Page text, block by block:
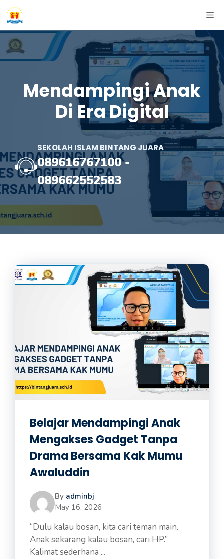
Skip
to
content
Mendampingi Anak
Di Era Digital
SEKOLAH ISLAM BINTANG JUARA
089616767100-
089662552583
Belajar Mendampingi Anak
Mengakses Gadget Tanpa
Drama Bersama Kak Mumu
Awaluddin
By adminbj
May 16, 2026
“Dulu kalau bosan, kita cari teman main.
Anak sekarang kalau bosan, cari HP.”
Kalimat sederhana ...